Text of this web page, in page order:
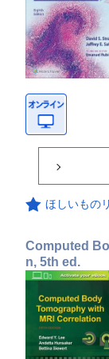
ほしいもの
Computed
n, 5th ed.